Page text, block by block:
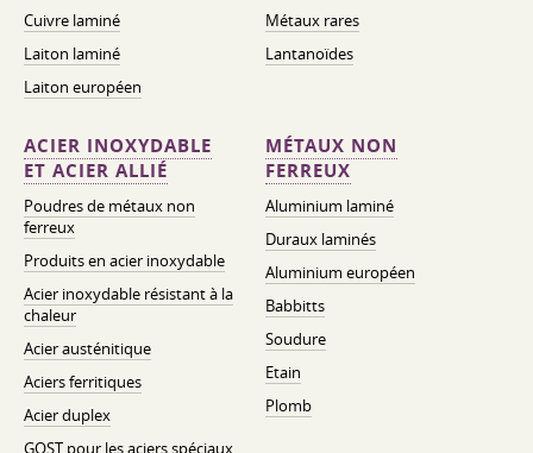
Cuivre laminé
Laiton laminé
Laiton européen
Métaux rares
Lantanoïdes
ACIER INOXYDABLE
ET ACIER ALLIÉ
Poudres de métaux non
ferreux
Produits en acier inoxydable
Acier inoxydable résistant à la
chaleur
Acier austénitique
Aciers ferritiques
Acier duplex
GOST pour les aciers spéciaux
MÉTAUX NON
FERREUX
Aluminium laminé
Duraux laminés
Aluminium européen
Babbitts
Soudure
Etain
Plomb